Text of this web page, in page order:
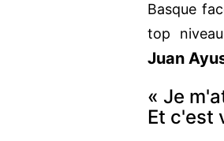
Basque
top
Juan
« Je
Et c'est